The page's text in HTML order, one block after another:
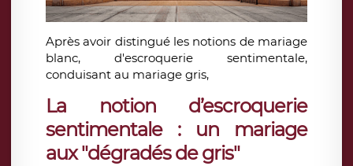
Après avoir distingué les notions de mariage
blanc, d'escroquerie sentimentale,
conduisant au mariage gris,
La notion d’escroquerie
sentimentale : un mariage
aux "dégradés de gris"